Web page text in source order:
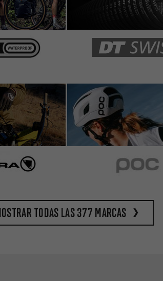
todas las 377 marcas